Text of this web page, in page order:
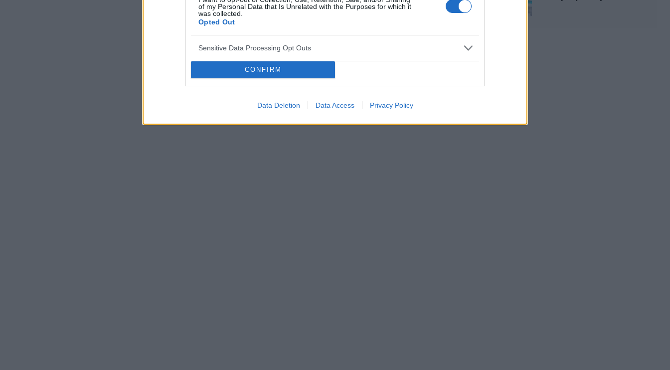
of my Personal Data that Is Unrelated with the Purposes for which it
was collected.
Opted Out
Sensitive Data Processing Opt Outs
CONFIRM
Data Deletion Data Access Privacy Policy